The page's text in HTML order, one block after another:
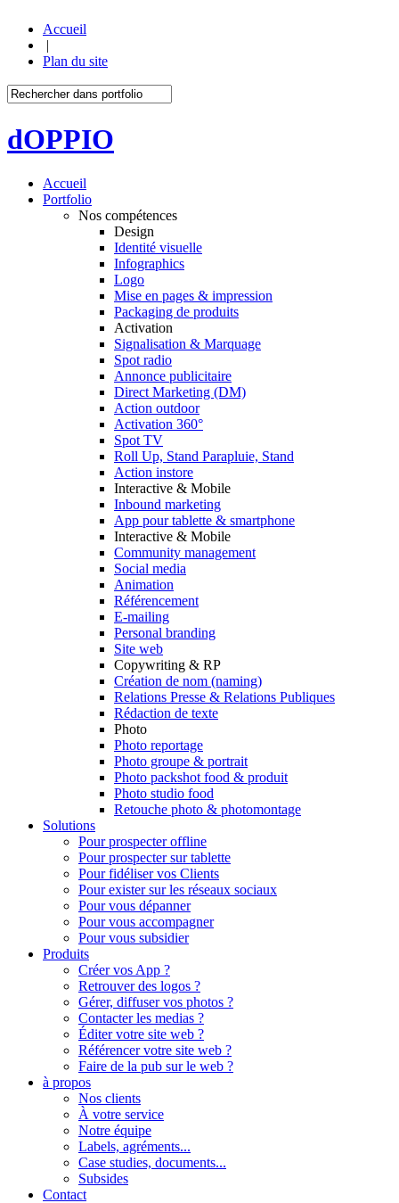
Accueil
|
Plan du site
dOPPIO
Accueil
Portfolio
Nos compétences
Design
Identité visuelle
Infographics
Logo
Mise en pages & impression
Packaging de produits
Activation
Signalisation & Marquage
Spot radio
Annonce publicitaire
Direct Marketing (DM)
Action outdoor
Activation 360°
Spot TV
Roll Up, Stand Parapluie, Stand
Action instore
Interactive & Mobile
Inbound marketing
App pour tablette & smartphone
Interactive & Mobile
Community management
Social media
Animation
Référencement
E-mailing
Personal branding
Site web
Copywriting & RP
Création de nom (naming)
Relations Presse & Relations Publiques
Rédaction de texte
Photo
Photo reportage
Photo groupe & portrait
Photo packshot food & produit
Photo studio food
Retouche photo & photomontage
Solutions
Pour prospecter offline
Pour prospecter sur tablette
Pour fidéliser vos Clients
Pour exister sur les réseaux sociaux
Pour vous dépanner
Pour vous accompagner
Pour vous subsidier
Produits
Créer vos App ?
Retrouver des logos ?
Gérer, diffuser vos photos ?
Contacter les medias ?
Éditer votre site web ?
Référencer votre site web ?
Faire de la pub sur le web ?
à propos
Nos clients
À votre service
Notre équipe
Labels, agréments...
Case studies, documents...
Subsides
Contact